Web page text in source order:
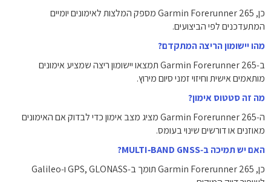
כן, Garmin Forerunner 265 מספק המלצות לאימונים יומיים
המתעדכנים לפי הביצועים.
מהו יישומון הריצה המתקדם?
ב‑Garmin Forerunner 265 תמצאו יישומון ריצה שמציע אימונים
מותאמים אישית וחיזוי זמני סיום מירוץ.
מה זה סטטוס אימון?
ה‑Garmin Forerunner 265 מציג מצב אימון כדי לבדוק אם האימונים
מאוזנים או דורשים שינוי בעומס.
האם יש תמיכה ב‑MULTI‑BAND GNSS?
כן, Garmin Forerunner 265 תומך ב‑GPS, GLONASS ו‑Galileo